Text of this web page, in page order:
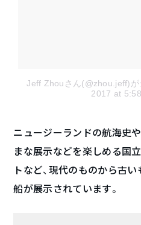
Jeff Zhouさん(@zhou.jeff)が
2017 at
ニュージーランドの航海史
まな展示などを楽しめる国
トなど、現代のものから古
船が展示されています。